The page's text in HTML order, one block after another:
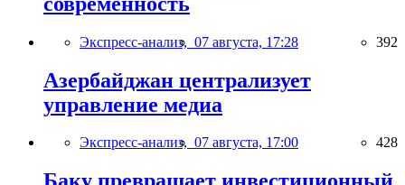
Экспресс-анализ, 07 августа, 17:28 392
Азербайджан централизует
управление медиа
Экспресс-анализ, 07 августа, 17:00 428